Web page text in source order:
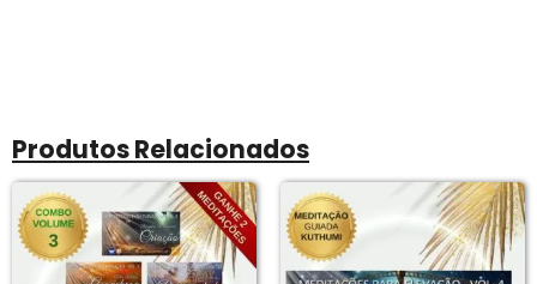
Produtos Relacionados